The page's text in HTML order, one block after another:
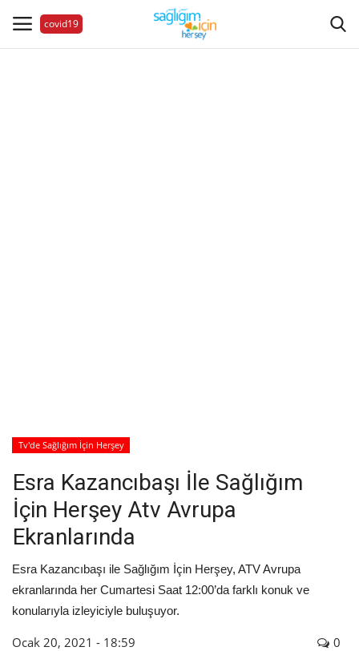
covid19
Tanı-Tedavi
Tv'de Sağlığım İçin Herşey
Esra Kazancıbaşı İle Sağlığım
İçin Herşey Atv Avrupa
Ekranlarında
Esra Kazancıbaşı ile Sağlığım İçin Herşey, ATV Avrupa
ekranlarında her Cumartesi Saat 12:00’da farklı konuk ve
konularıyla izleyiciyle buluşuyor.
Ocak 20, 2021 - 18:59 0